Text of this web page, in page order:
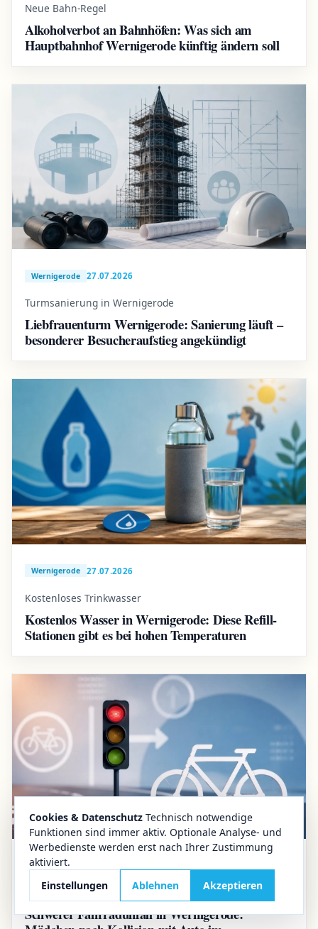
Cookies & Datenschutz Technisch notwendige
Funktionen sind immer aktiv. Optionale Analyse- und
Werbedienste werden erst nach Ihrer Zustimmung
aktiviert.
Einstellungen
Ablehnen Akzeptieren
Neue Bahn-Regel
Alkoholverbot an Bahnhöfen: Was sich am
Hauptbahnhof Wernigerode künftig ändern soll
Wernigerode 27.07.2026
Turmsanierung in Wernigerode
Liebfrauenturm Wernigerode: Sanierung läuft –
besonderer Besucheraufstieg angekündigt
Wernigerode 27.07.2026
Kostenloses Trinkwasser
Kostenlos Wasser in Wernigerode: Diese Refill-
Stationen gibt es bei hohen Temperaturen
Wernigerode
Schwerer Verkehrsunfall
Schwerer Fahrradunfall in Wernigerode: